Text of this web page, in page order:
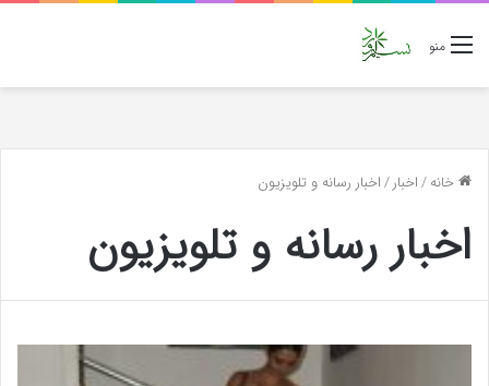
منو
خانه/اخبار/اخبار رسانه و تلویزیون
اخبار رسانه و تلویزیون